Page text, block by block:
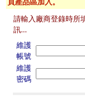
頁產品區加入。
請輸入廠商登錄時所
訊...
維護
帳號
維護
密碼